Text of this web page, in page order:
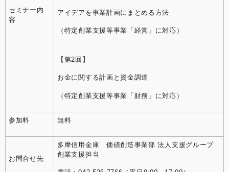
セミナー内
容
アイデアを事業計画にまとめる方法
（特定創業支援等事業「経営」に対応）
【第2回】
お金に関する計画と資金調達
（特定創業支援等事業「財務」に対応）
参加料 無料
お問合せ先
多摩信用金庫 価値創造事業部 法人支援グループ
創業支援担当